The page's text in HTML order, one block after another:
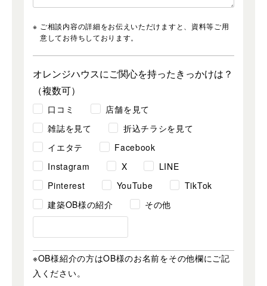
ご相談内容の詳細をお伝えいただけますと、資料等ご用
意してお待ちしております。
オレンジハウスにご関心を持ったきっかけは？
（複数可）
口コミ
店舗を見て
雑誌を見て
折込チラシを見て
イエタテ
Facebook
Instagram
X
LINE
Pinterest
YouTube
TikTok
建築OB様の紹介
その他
※OB様紹介の方はOB様のお名前をその他欄にご記
入ください。